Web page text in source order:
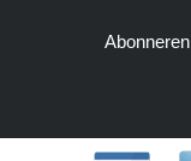
Abonneren